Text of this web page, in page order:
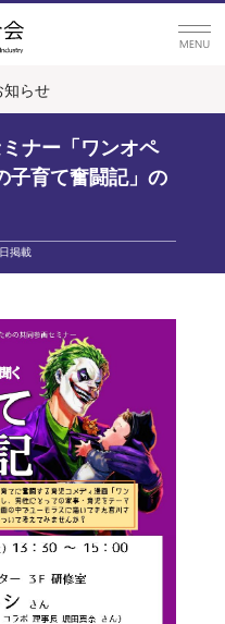
知らせ
ナー「ワンオペ
育て奮闘記」の
掲載